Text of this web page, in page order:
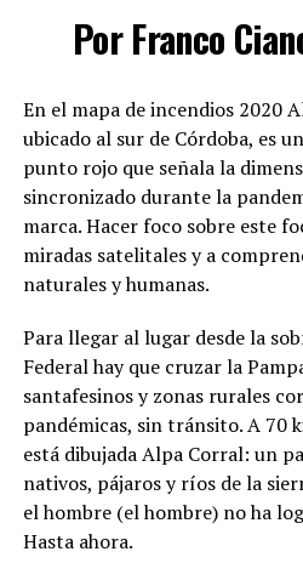
Por Franco
En el mapa de incendios 2020
ubicado al sur de Córdoba, es
punto rojo que señala la
sincronizado durante la
marca. Hacer foco sobre este
miradas satelitales y a
naturales y humanas.
Para llegar al lugar desde la
Federal hay que cruzar la
santafesinos y zonas rurales
pandémicas, sin tránsito. A 70
está dibujada Alpa Corral: un
nativos, pájaros y ríos de la
el hombre (el hombre) no ha
Hasta ahora.